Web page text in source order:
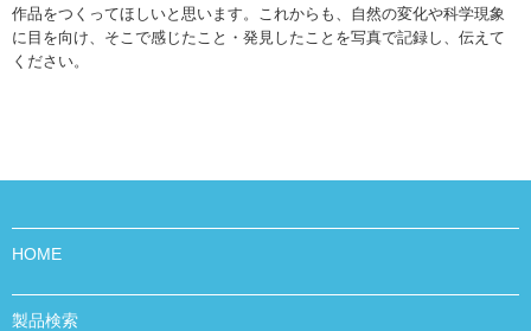
作品をつくってほしいと思います。これからも、自然の変化や科学現象
に目を向け、そこで感じたこと・発見したことを写真で記録し、伝えて
ください。
HOME
製品検索